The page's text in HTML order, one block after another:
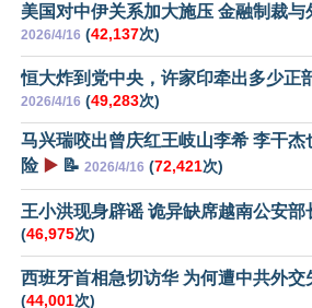
美国对中伊关系加大施压 金融制裁与
2026/4/16 (42,137次)
恒大炸到党中央，许家印牵出多少正
2026/4/16 (49,283次)
马兴瑞咬出曾庆红王岐山李希 李干杰
险 ▶️ 📝 2026/4/16 (72,421次)
王小洪现身辟谣 诡异缺席越南公安部
(46,975次)
西班牙首相急切访华 为何遭中共外交
(44,001次)